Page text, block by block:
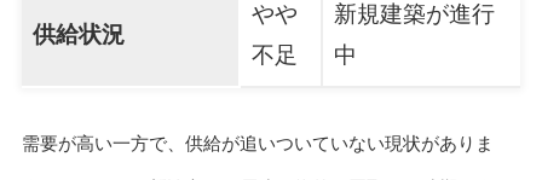
供給状況
やや
不足
新規建築が進行
中
需要が高い一方で、供給が追いついていない現状がありま